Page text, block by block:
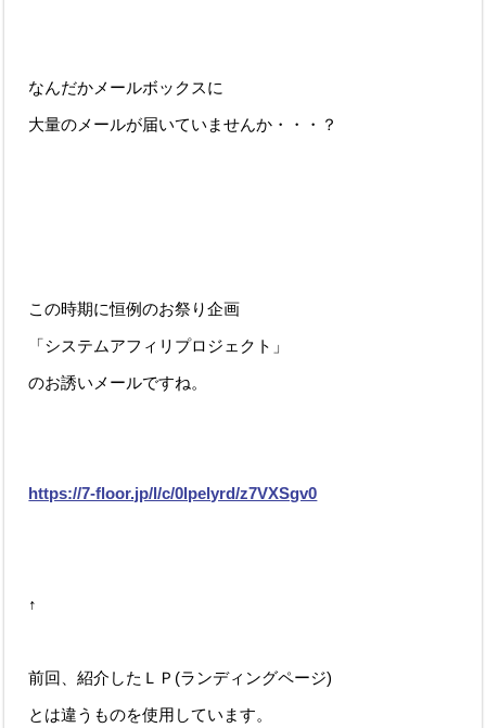
なんだかメールボックスに
大量のメールが届いていませんか・・・？
この時期に恒例のお祭り企画
「システムアフィリプロジェクト」
のお誘いメールですね。
https://7-floor.jp/l/c/0lpelyrd/z7VXSgv0
↑
前回、紹介したＬＰ(ランディングページ)
とは違うものを使用しています。